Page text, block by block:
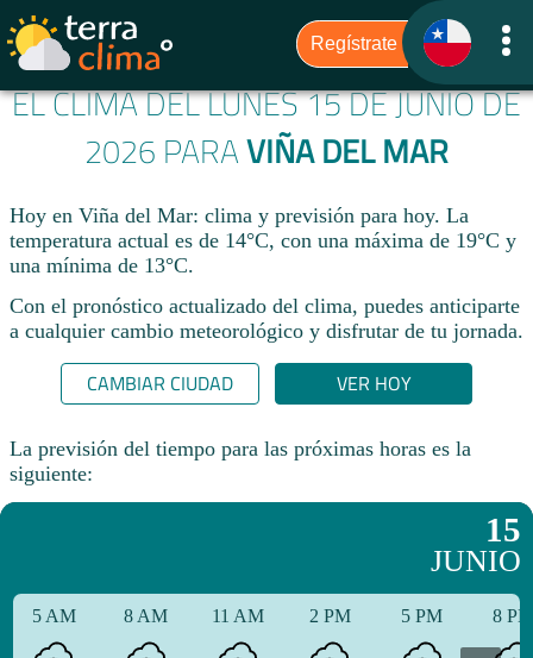
EL CLIMA DEL LUNES 15 DE JUNIO DE
2026 PARAVIÑA DEL MAR
Hoy en Viña del Mar: clima y previsión para hoy. La
temperatura actual es de 14°C, con una máxima de 19°C y
una mínima de 13°C.​
Con el pronóstico actualizado del clima, puedes anticiparte
a cualquier cambio meteorológico y disfrutar de tu jornada.​
CAMBIAR CIUDAD VER HOY
La previsión del tiempo para las próximas horas es la
siguiente:
15
JUNIO
5 AM 8 AM 11 AM 2 PM 5 PM 8